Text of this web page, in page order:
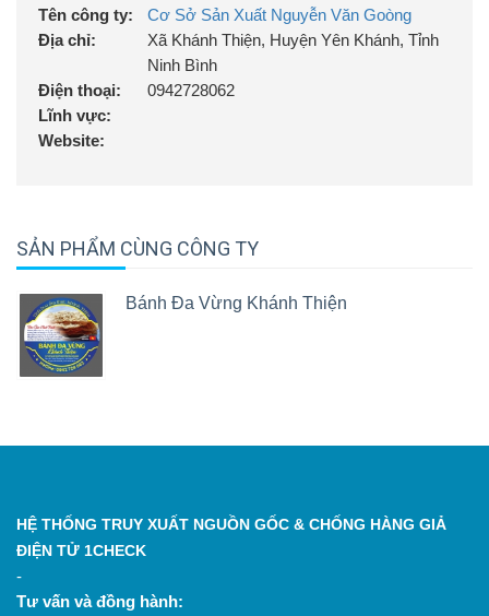
Tên công ty:
Cơ Sở Sản Xuất Nguyễn Văn Goòng
Địa chỉ:
Xã Khánh Thiện, Huyện Yên Khánh, Tỉnh
Ninh Bình
Điện thoại:
0942728062
Lĩnh vực:
Website:
SẢN PHẨM CÙNG CÔNG TY
Bánh Đa Vừng Khánh Thiện
HỆ THỐNG TRUY XUẤT NGUỒN GỐC & CHỐNG HÀNG GIẢ
ĐIỆN TỬ 1CHECK
-
Tư vấn và đồng hành: